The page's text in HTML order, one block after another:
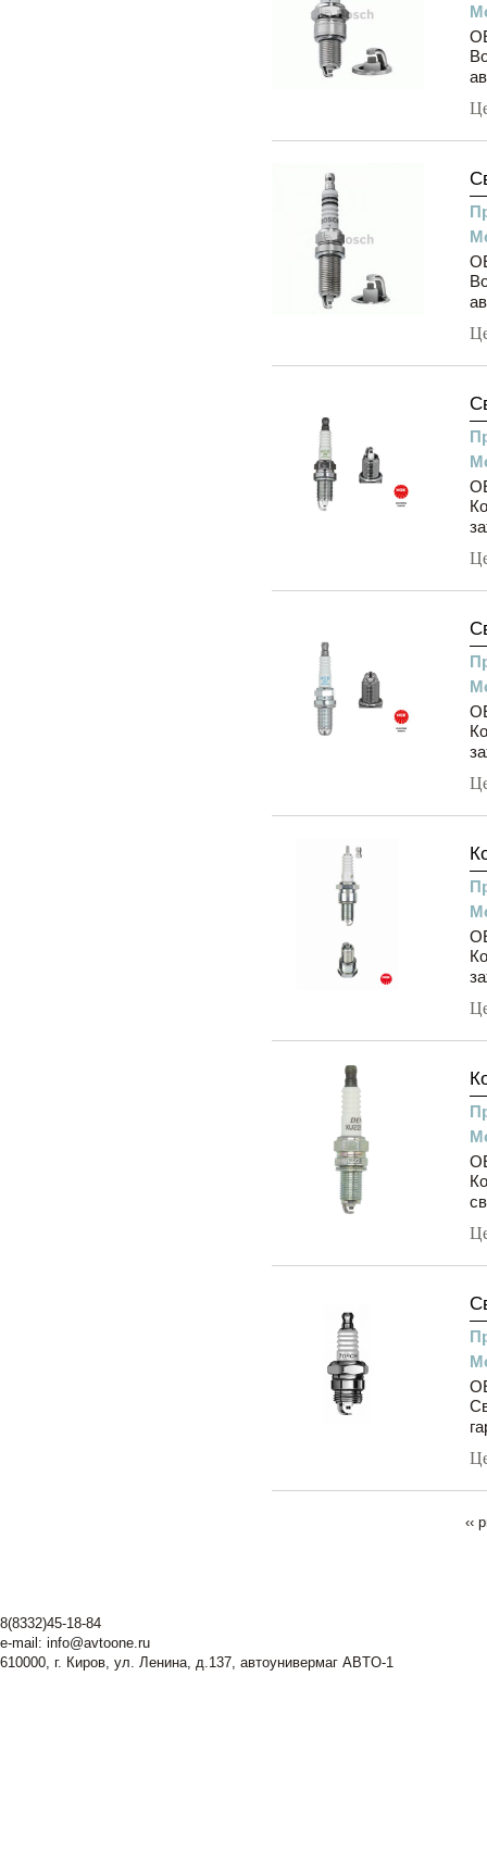
‹‹
8(8332)45-18-84
e-mail: info@avtoone.ru
610000, г. Киров, ул. Ленина, д.137, автоунивермаг ABTO-1